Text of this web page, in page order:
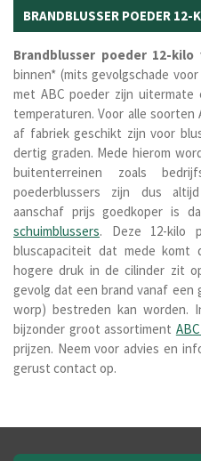
BRANDBLUSSER POEDER 12-
Brandblusser poeder 12-kilo
binnen* (mits gevolgschade
met ABC poeder zijn
temperaturen. Voor alle
af fabriek geschikt zijn voor
dertig graden. Mede hierom
buitenterreinen zoals
poederblussers zijn dus
aanschaf prijs goedkoper is
schuimblussers. Deze 12-kilo
bluscapaciteit dat mede
hogere druk in de cilinder zit
gevolg dat een brand vanaf
worp) bestreden kan worden.
bijzonder groot assortiment
prijzen. Neem voor advies en
gerust contact op.